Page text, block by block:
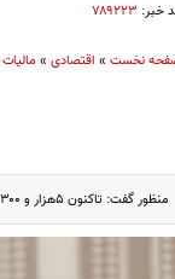
خبر: ۷۸۹۲۲۳
نخست» اقتصادی» مالیات
منظور گفت: تاکنون ۵هزار و ۳۰۰ نفر در سامانه مودیان مالیاتی ثبت‌نام کرده اند و در مرحله اول از فعالان و شرکت های بورسی درخواست کرده ایم تا ...